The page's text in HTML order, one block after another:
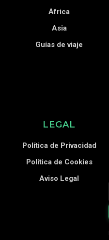
África
Asia
Guías de viaje
LEGAL
Política de Privacidad
Política de Cookies
Aviso Legal